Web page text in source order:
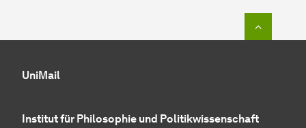
UniMail
Institut für Philosophie und Politikwissenschaft